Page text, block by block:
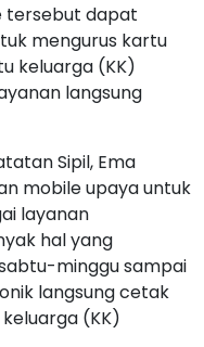
tersebut dapat
mengurus kartu
keluarga (KK)
langsung
Sipil, Ema
mobile upaya untuk
layanan
hal yang
minggu sampai
langsung cetak
(KK)